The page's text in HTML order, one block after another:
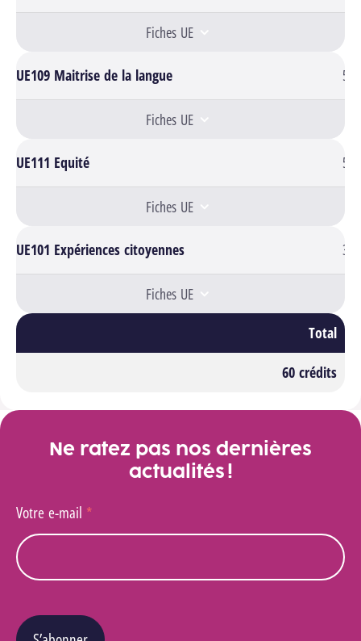
Fiches UE
UE109 Maitrise de la langue 5
Fiches UE
UE111 Equité 5
Fiches UE
UE101 Expériences citoyennes 3
Fiches UE
Total
60 crédits
Ne ratez pas nos dernières
actualités !
Votre e-mail *